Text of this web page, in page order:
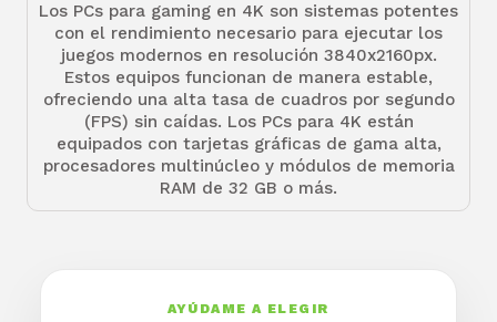
Los PCs para gaming en 4K son sistemas potentes
con el rendimiento necesario para ejecutar los
juegos modernos en resolución 3840x2160px.
Estos equipos funcionan de manera estable,
ofreciendo una alta tasa de cuadros por segundo
(FPS) sin caídas. Los PCs para 4K están
equipados con tarjetas gráficas de gama alta,
procesadores multinúcleo y módulos de memoria
RAM de 32 GB o más.
AYÚDAME A ELEGIR